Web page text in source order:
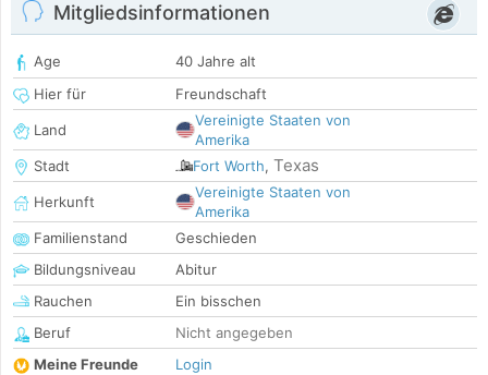
Mitgliedsinformationen
Age
40 Jahre alt
Hier für
Freundschaft
Land
Vereinigte Staaten von
Amerika
Stadt
Fort Worth, Texas
Herkunft
Vereinigte Staaten von
Amerika
Familienstand
Geschieden
Bildungsniveau
Abitur
Rauchen
Ein bisschen
Beruf
Nicht angegeben
Meine Freunde
Login